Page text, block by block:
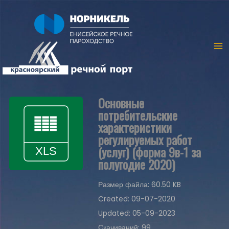
Основные
потребительские
характеристики
регулируемых работ
(услуг) (форма 9в-1 за
полугодие 2020)
Размер файла: 60.50 KB
Created: 09-07-2020
Updated: 05-09-2023